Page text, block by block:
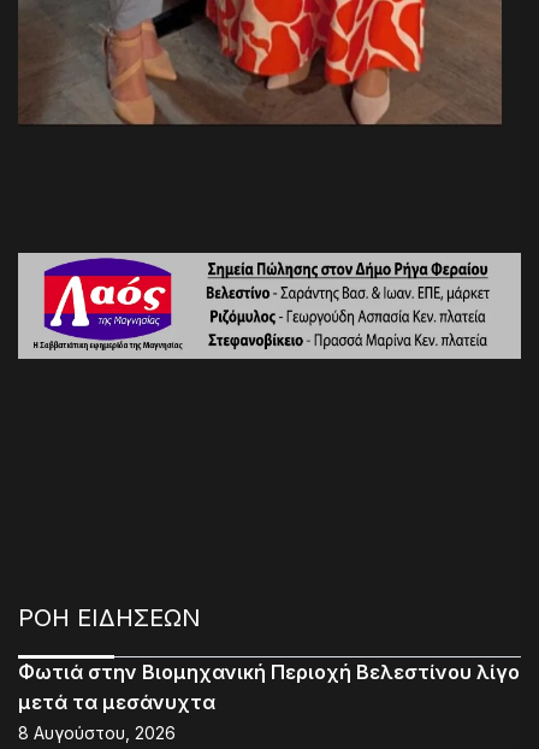
ΡΟΗ ΕΙΔΗΣΕΩΝ
Φωτιά στην Βιομηχανική Περιοχή Βελεστίνου λίγο
μετά τα μεσάνυχτα
8 Αυγούστου, 2026